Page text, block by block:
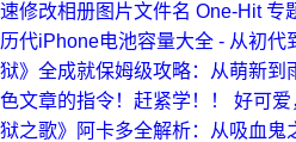
速修改相册图片文件名 One-Hit 专
历代iPhone电池容量大全 - 从初代
狱》全成就保姆级攻略：从萌新到
色文章的指令！赶紧学！！
好可爱
狱之歌》阿卡多全解析：从吸血鬼